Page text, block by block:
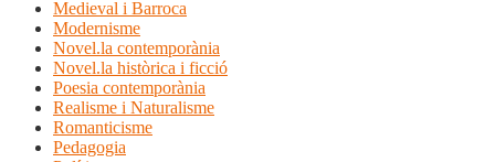
Medieval i Barroca
Modernisme
Novel.la contemporània
Novel.la històrica i ficció
Poesia contemporània
Realisme i Naturalisme
Romanticisme
Pedagogia